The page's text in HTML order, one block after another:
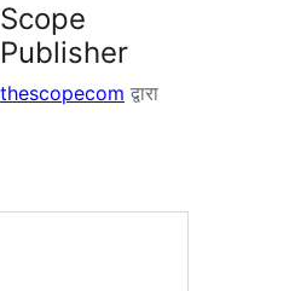
Scope
Publisher
thescopecom द्वारा